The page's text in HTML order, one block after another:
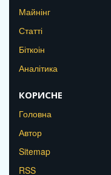
Майнінг
Статті
Біткоін
Аналітика
КОРИСНЕ
Головна
Автор
Sitemap
RSS